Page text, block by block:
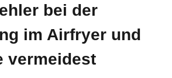
bei der
im Airfryer und
vermeidest